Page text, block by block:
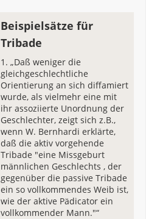
Beispielsätze für
Tribade
„Daß weniger die
gleichgeschlechtliche
Orientierung an sich diffamiert
wurde, als vielmehr eine mit
ihr assoziierte Unordnung der
Geschlechter, zeigt sich z.B.,
wenn W. Bernhardi erklärte,
daß die aktiv vorgehende
Tribade "eine Missgeburt
männlichen Geschlechts , der
gegenüber die passive Tribade
ein so vollkommendes Weib ist,
wie der aktive Pädicator ein
vollkommender Mann."“